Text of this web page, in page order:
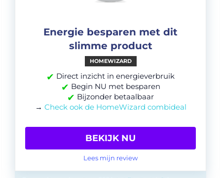
Energie besparen met dit
slimme product
HOMEWIZARD
✔ Direct inzicht in energieverbruik
✔ Begin NU met besparen
✔ Bijzonder betaalbaar
→ Check ook de HomeWizard combideal
BEKIJK NU
Lees mijn review